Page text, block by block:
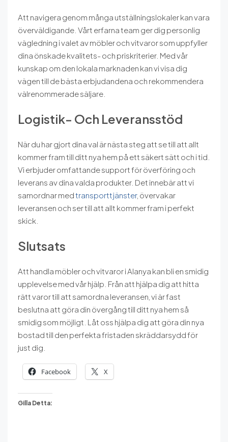
Att navigera genom många utställningslokaler kan vara
överväldigande. Vårt erfarna team ger dig personlig
vägledning i valet av möbler och vitvaror som uppfyller
dina önskade kvalitets- och priskriterier. Med vår
kunskap om den lokala marknaden kan vi visa dig
vägen till de bästa erbjudandena och rekommendera
välrenommerade säljare.
Logistik- Och Leveransstöd
När du har gjort dina val är nästa steg att se till att allt
kommer fram till ditt nya hem på ett säkert sätt och i tid.
Vi erbjuder omfattande support för överföring och
leverans av dina valda produkter. Det innebär att vi
samordnar medtransporttjänster, övervakar
leveransen och ser till att allt kommer fram i perfekt
skick.
Slutsats
Att handla möbler och vitvaror i Alanya kan bli en smidig
upplevelse med vår hjälp. Från att hjälpa dig att hitta
rätt varor till att samordna leveransen, vi är fast
beslutna att göra din övergång till ditt nya hem så
smidig som möjligt. Låt oss hjälpa dig att göra din nya
bostad till den perfekta fristaden skräddarsydd för
just dig.
Facebook X
Gilla Detta: